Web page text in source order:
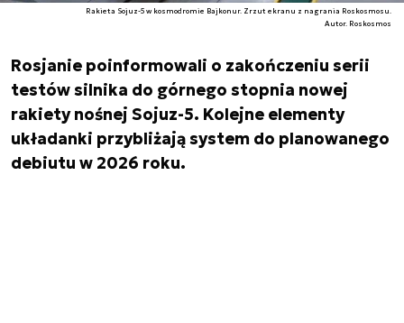
Rakieta Sojuz-5 w kosmodromie Bajkonur. Zrzut ekranu z nagrania Roskosmosu.
Autor. Roskosmos
Rosjanie poinformowali o zakończeniu serii
testów silnika do górnego stopnia nowej
rakiety nośnej Sojuz-5. Kolejne elementy
układanki przybliżają system do planowanego
debiutu w 2026 roku.